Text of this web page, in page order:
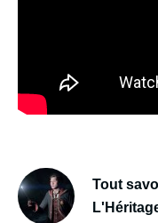
Tout